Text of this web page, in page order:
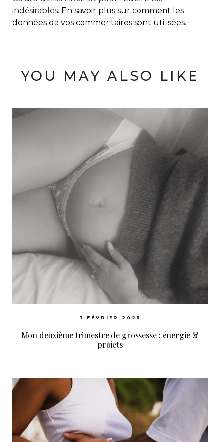
indésirables. En savoir plus sur comment les
données de vos commentaires sont utilisées.
YOU MAY ALSO LIKE
7 FÉVRIER 2025
Mon deuxième trimestre de grossesse : énergie &
projets